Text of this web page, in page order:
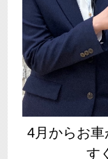
4月からお
す